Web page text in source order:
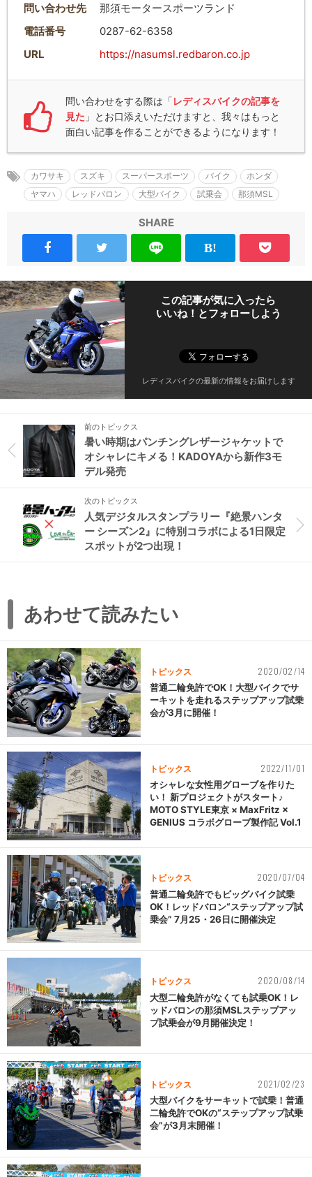
問い合わせ先
那須モータースポーツランド
電話番号
0287-62-6358
URL
https://nasumsl.redbaron.co.jp
問い合わせをする際は「 レディスバイクの記事を
見た 」とお口添えいただけますと、我々はもっと
面白い記事を作ることができるようになります！
カワサキ スズキ スーパースポーツ バイク
ホンダ
ヤマハ
レッドバロン 大型バイク 試乗会 那須MSL
SHARE
この記事が気に入ったら
いいね！とフォローしよう
レディスバイクの最新の情報をお届けします
前のトピックス
暑い時期はパンチングレザージャケットで
オシャレにキメる！KADOYAから新作3モ
デル発売
次のトピックス
人気デジタルスタンプラリー『絶景ハンタ
ー シーズン2』に特別コラボによる1日限定
スポットが2つ出現！
あわせて読みたい
トピックス 2020/02/14
普通二輪免許でOK！大型バイクでサ
ーキットを走れるステップアップ試乗
会が3月に開催！
トピックス 2022/11/01
オシャレな女性用グローブを作りた
い！ 新プロジェクトがスタート♪
MOTO STYLE東京 × MaxFritz ×
GENIUS コラボグローブ製作記 Vol.1
トピックス 2020/07/04
普通二輪免許でもビッグバイク試乗
OK！レッドバロン“ステップアップ試
乗会” 7月25・26日に開催決定
トピックス 2020/08/14
大型二輪免許がなくても試乗OK！レ
ッドバロンの那須MSLステップアッ
プ試乗会が9月開催決定！
トピックス 2021/02/23
大型バイクをサーキットで試乗！普通
二輪免許でOKの“ステップアップ試乗
会”が3月末開催！